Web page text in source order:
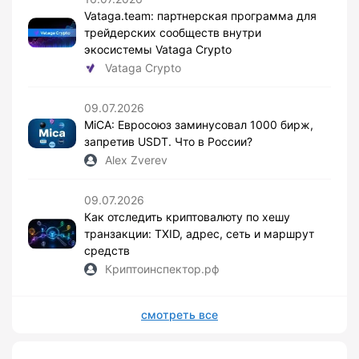
Vataga.team: партнерская программа для
трейдерских сообществ внутри
экосистемы Vataga Crypto
Vataga Crypto
09.07.2026
MiCA: Евросоюз заминусовал 1000 бирж,
запретив USDT. Что в России?
Alex Zverev
09.07.2026
Как отследить криптовалюту по хешу
транзакции: TXID, адрес, сеть и маршрут
средств
Криптоинспектор.рф
смотреть все